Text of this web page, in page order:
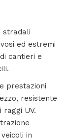
stradali
ed estremi
cantieri e
prestazioni
resistente
UV.
in